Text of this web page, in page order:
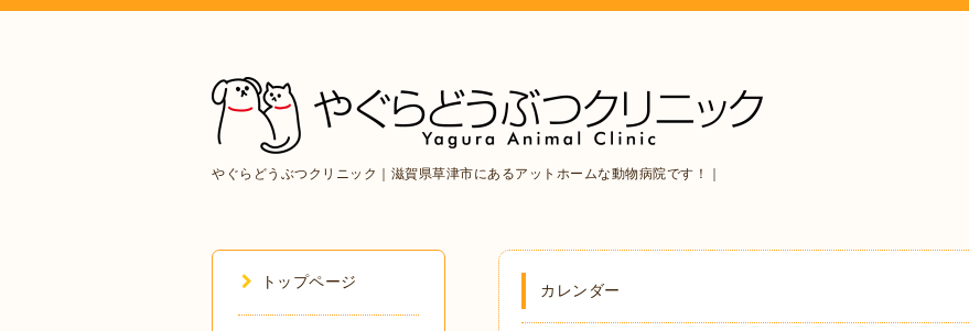
やぐらどうぶつクリニック｜滋賀県草津市にあるアットホームな動物病院です！｜
カレンダー
トップページ